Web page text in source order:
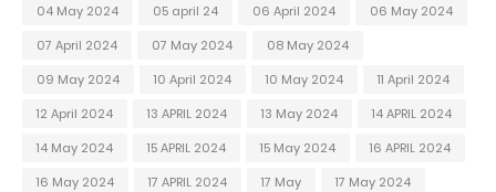
04 May 2024
05 april 24 06 April 2024
06 May 2024
07 April 2024
07 May 2024
08 May 2024
09 May 2024
10 April 2024 10 May 2024
11 April 2024
12 April 2024
13 APRIL 2024 13 May 2024
14 APRIL 2024
14 May 2024
15 APRIL 2024 15 May 2024
16 APRIL 2024
16 May 2024
17 APRIL 2024 17 May
17 May 2024